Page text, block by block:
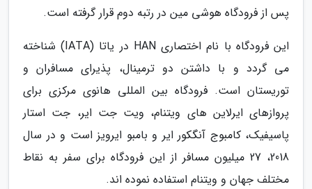
پس از فرودگاه هوشی مین در رتبه دوم قرار گرفته است.
این فرودگاه با نام اختصاری HAN در یاتا (IATA) شناخته
می گردد و با داشتن دو ترمینال، پذیرای مسافران و
توریستان است. فرودگاه بین المللی هانوی مرکزی برای
پروازهای ایرلاین های ویتنام، ویت جت ایر، جت استار
پاسیفیک، کامبوج آنگکور ایر و بامبو ایرویز است و در سال
2018، 27 میلیون مسافر از این فرودگاه برای سفر به نقاط
مختلف جهان و ویتنام استفاده نموده اند.